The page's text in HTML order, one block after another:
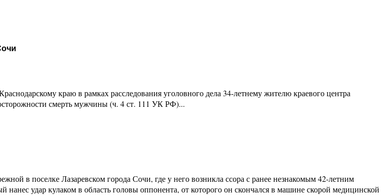
краю в рамках расследования уголовного дела 34-летнему жителю краевого центра
смерть мужчины (ч. 4 ст. 111 УК РФ)...
в поселке Лазаревском города Сочи, где у него возникла ссора с ранее незнакомым 42-летним
удар кулаком в область головы оппонента, от которого он скончался в машине скорой медицинской